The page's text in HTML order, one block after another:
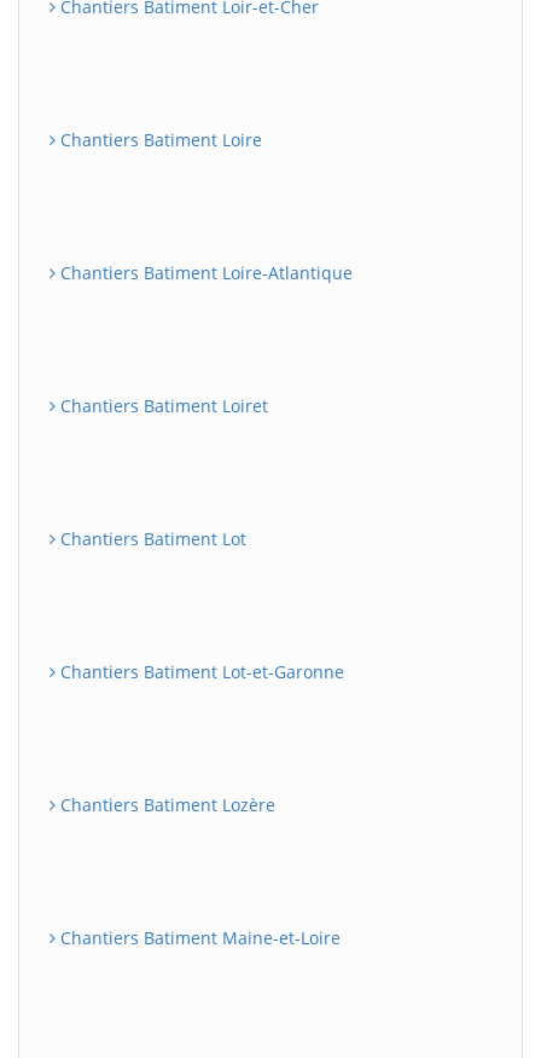
Chantiers Batiment Loir-et-Cher
Chantiers Batiment Loire
Chantiers Batiment Loire-Atlantique
Chantiers Batiment Loiret
Chantiers Batiment Lot
Chantiers Batiment Lot-et-Garonne
Chantiers Batiment Lozère
Chantiers Batiment Maine-et-Loire